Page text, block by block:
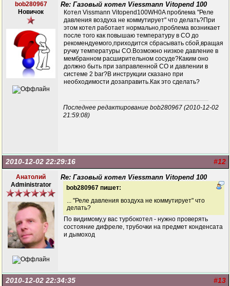
bob280967
Новичок
Re: Газовый котел Viessmann Vitopend 100
Котел Vissmann Vitopend100WH0A проблема "Реле
давления воздуха не коммутирует" что делать?При
этом котел работает нормально,проблема возникает
после того как повышаю температуру в СО до
рекомендуемого,приходится сбрасывать сбой,вращая
ручку температуры СО.Возможно низкое давление в
мембранном расширительном сосуде?Каким оно
должно быть при заправленной СО и давлении в
системе 2 bar?В инструкции сказано при
необходимости дозаправить.Как это сделать?
Последнее редактирование bob280967 (2010-12-02
21:59:08)
#12
2010-12-02 22:29:16
Анатолий
Administrator
Re: Газовый котел Viessmann Vitopend 100
bob280967 пишет:
... "Реле давления воздуха не коммутирует" что
делать?
По видимому,у вас турбокотел - нужно проверять
состояние дифреле, трубочки на предмет конденсата
и дымоход
#13
2010-12-02 22:34:35